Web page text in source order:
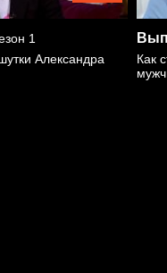
1
Александра
Как